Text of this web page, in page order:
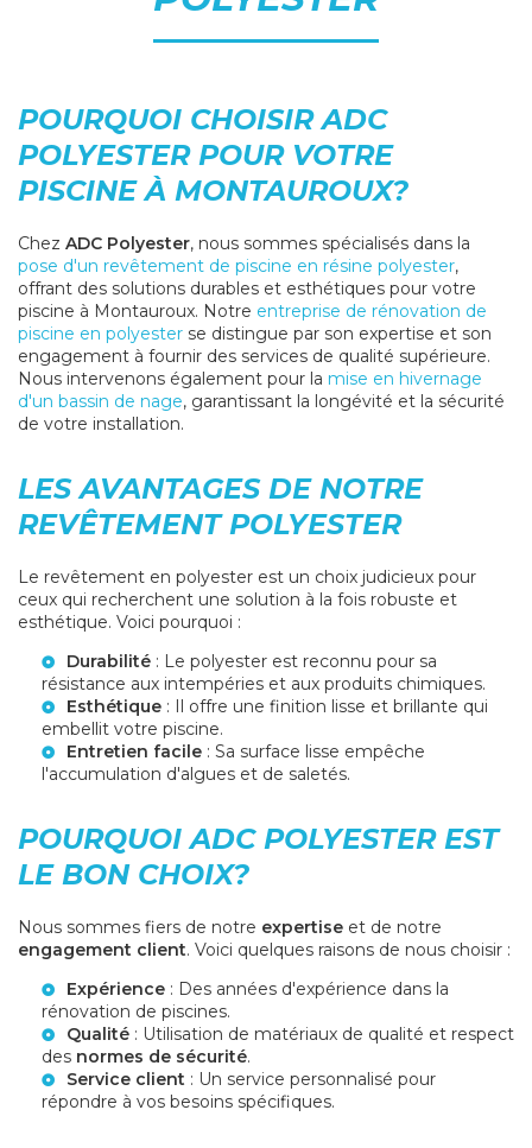
POURQUOI CHOISIR ADC
POLYESTER POUR VOTRE
PISCINE À MONTAUROUX?
Chez ADC Polyester, nous sommes spécialisés dans la
pose d'un revêtement de piscine en résine polyester,
offrant des solutions durables et esthétiques pour votre
piscine à Montauroux. Notre entreprise de rénovation de
piscine en polyester se distingue par son expertise et son
engagement à fournir des services de qualité supérieure.
Nous intervenons également pour la mise en hivernage
d'un bassin de nage, garantissant la longévité et la sécurité
de votre installation.
LES AVANTAGES DE NOTRE
REVÊTEMENT POLYESTER
Le revêtement en polyester est un choix judicieux pour
ceux qui recherchent une solution à la fois robuste et
esthétique. Voici pourquoi :
Durabilité : Le polyester est reconnu pour sa
résistance aux intempéries et aux produits chimiques.
Esthétique : Il offre une finition lisse et brillante qui
embellit votre piscine.
Entretien facile : Sa surface lisse empêche
l'accumulation d'algues et de saletés.
POURQUOI ADC POLYESTER EST
LE BON CHOIX?
Nous sommes fiers de notre expertise et de notre
engagement client. Voici quelques raisons de nous choisir :
Expérience : Des années d'expérience dans la
rénovation de piscines.
Qualité : Utilisation de matériaux de qualité et respect
des normes de sécurité.
Service client : Un service personnalisé pour
répondre à vos besoins spécifiques.